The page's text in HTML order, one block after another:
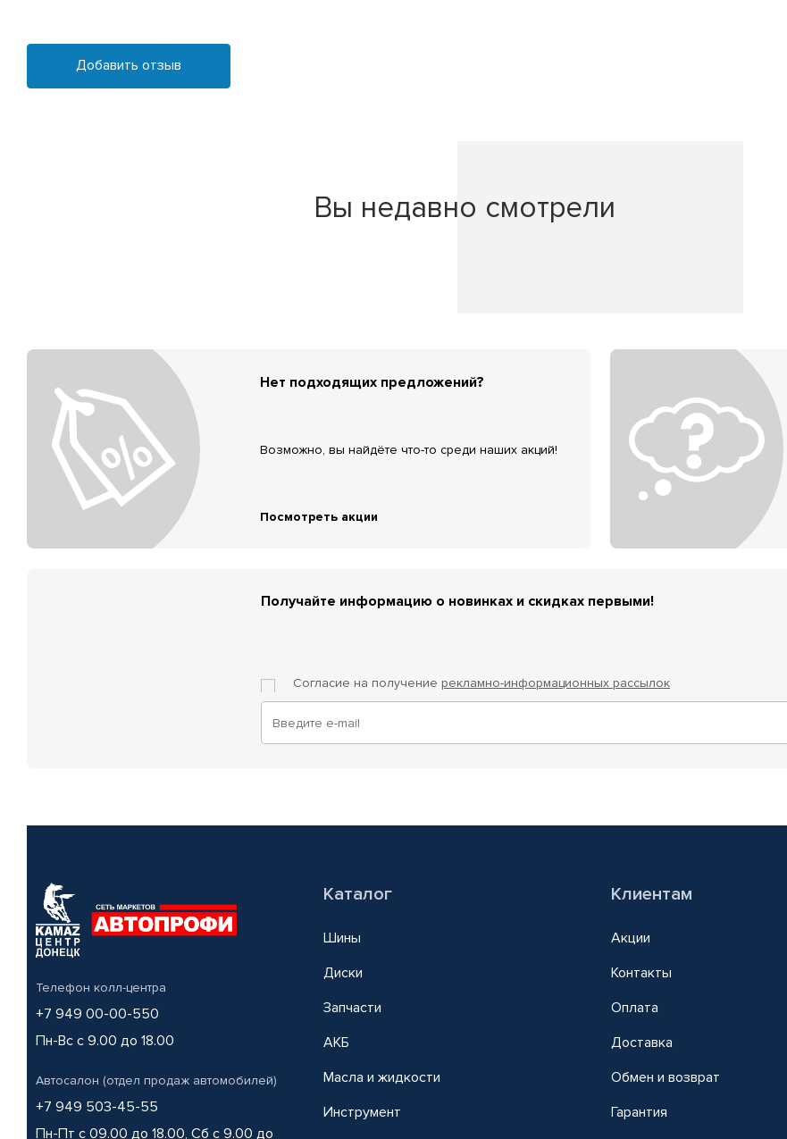
Добавить отзыв
Вы недавно смотрели
Нет подходящих предложений?
Возможно, вы найдёте что-то среди наших акций!
Посмотреть акции
Получайте информацию о новинках и скидках первыми!
Согласие на получение рекламно-информационных рассылок
Телефон колл-центра
+7 949 00-00-550
Пн-Вс с 9.00 до 18.00
Автосалон (отдел продаж автомобилей)
+7 949 503-45-55
Пн-Пт с 09.00 до 18.00, Сб с 9.00 до
Каталог
Шины
Диски
Запчасти
АКБ
Масла и жидкости
Инструмент
Клиентам
Акции
Контакты
Оплата
Доставка
Обмен и возврат
Гарантия